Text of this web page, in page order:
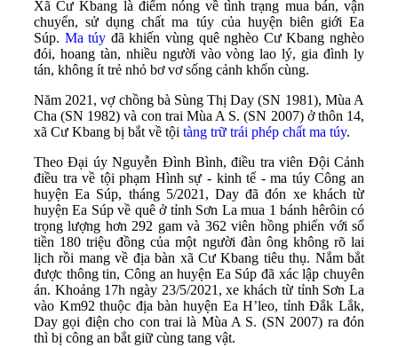
Xã Cư Kbang là điểm nóng về tình trạng mua bán, vận
chuyển, sử dụng chất ma túy của huyện biên giới Ea
Súp. Ma túy đã khiến vùng quê nghèo Cư Kbang nghèo
đói, hoang tàn, nhiều người vào vòng lao lý, gia đình ly
tán, không ít trẻ nhỏ bơ vơ sống cảnh khốn cùng.
Năm 2021, vợ chồng bà Sùng Thị Day (SN 1981), Mùa A
Cha (SN 1982) và con trai Mùa A S. (SN 2007) ở thôn 14,
xã Cư Kbang bị bắt về tội tàng trữ trái phép chất ma túy.
Theo Đại úy Nguyễn Đình Bình, điều tra viên Đội Cảnh
điều tra về tội phạm Hình sự - kinh tế - ma túy Công an
huyện Ea Súp, tháng 5/2021, Day đã đón xe khách từ
huyện Ea Súp về quê ở tỉnh Sơn La mua 1 bánh hêrôin có
trọng lượng hơn 292 gam và 362 viên hồng phiến với số
tiền 180 triệu đồng của một người đàn ông không rõ lai
lịch rồi mang về địa bàn xã Cư Kbang tiêu thụ. Nắm bắt
được thông tin, Công an huyện Ea Súp đã xác lập chuyên
án. Khoảng 17h ngày 23/5/2021, xe khách từ tỉnh Sơn La
vào Km92 thuộc địa bàn huyện Ea H’leo, tỉnh Đắk Lắk,
Day gọi điện cho con trai là Mùa A S. (SN 2007) ra đón
thì bị công an bắt giữ cùng tang vật.